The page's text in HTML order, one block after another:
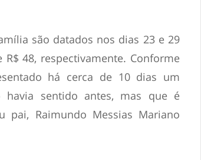
são datados nos dias 23 e 29
48, respectivamente. Conforme
há cerca de 10 dias um
sentido antes, mas que é
pai, Raimundo Messias Mariano